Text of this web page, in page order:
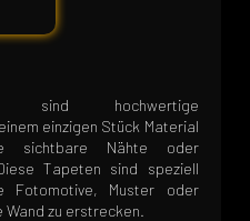
sind hochwertige
einzigen Stück Material
sichtbare Nähte oder
Tapeten sind speziell
Fotomotive, Muster oder
zu erstrecken.